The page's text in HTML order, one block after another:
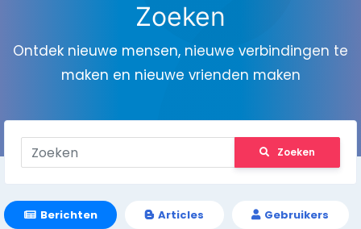
Zoeken
Ontdek nieuwe mensen, nieuwe verbindingen te
maken en nieuwe vrienden maken
Zoeken
Berichten Articles Gebruikers